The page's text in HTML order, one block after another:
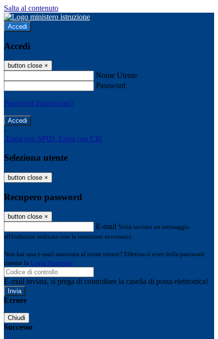
Salta al contenuto
Accedi
Accedi
button close ×
Nome Utente
Password
Password dimenticata?
-
Entra con SPID Entra con CIE
Seleziona utente
button close ×
Recupero password
button close ×
E-mail Verrà inviato un messaggio
all'indirizzo indicato con le istruzioni necessarie.
Non hai una e-mail associata al nome utente? Effettua il reset della password
tramite la Login Spaggiari
E-mail inviata, si prega di controllare la casella di posta elettronica!
Errore
Chiudi
Successo